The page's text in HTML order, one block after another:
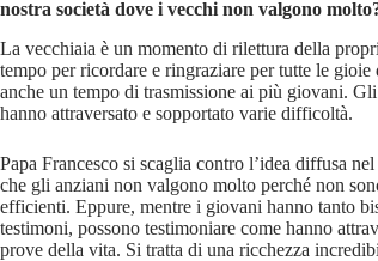
nostra società dove i vecchi non valgono
La vecchiaia è un momento di rilettura della
tempo per ricordare e ringraziare per tutte le gioie
anche un tempo di trasmissione ai più giovani.
hanno attraversato e sopportato varie difficoltà.
Papa Francesco si scaglia contro l’idea diffusa
che gli anziani non valgono molto perché non
efficienti. Eppure, mentre i giovani hanno tanto
testimoni, possono testimoniare come hanno
prove della vita. Si tratta di una ricchezza